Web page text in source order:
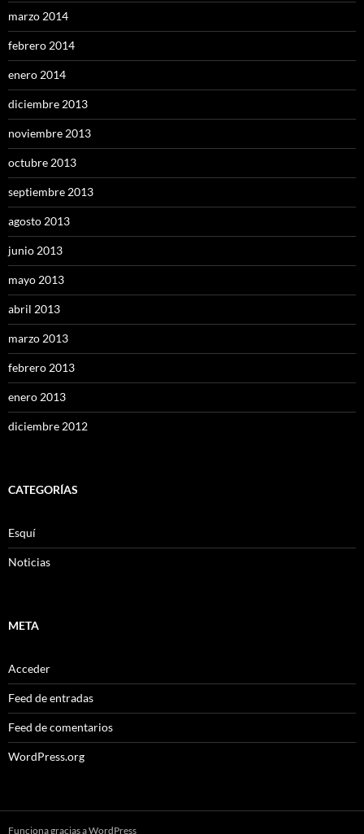
marzo 2014
febrero 2014
enero 2014
diciembre 2013
noviembre 2013
octubre 2013
septiembre 2013
agosto 2013
junio 2013
mayo 2013
abril 2013
marzo 2013
febrero 2013
enero 2013
diciembre 2012
CATEGORÍAS
Esquí
Noticias
META
Acceder
Feed de entradas
Feed de comentarios
WordPress.org
Funciona gracias a WordPress